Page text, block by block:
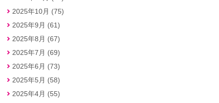
2025年10月 (75)
2025年9月 (61)
2025年8月 (67)
2025年7月 (69)
2025年6月 (73)
2025年5月 (58)
2025年4月 (55)